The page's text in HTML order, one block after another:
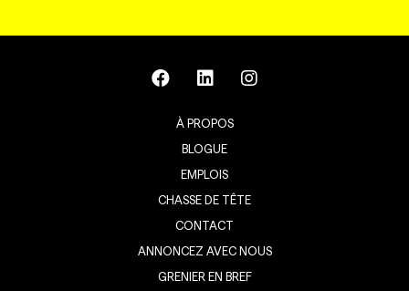
À PROPOS
BLOGUE
EMPLOIS
CHASSE DE TÊTE
CONTACT
ANNONCEZ AVEC NOUS
GRENIER EN BREF